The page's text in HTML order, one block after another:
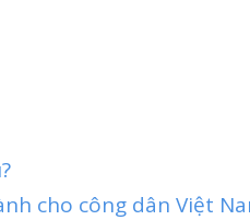
cho công dân Việt